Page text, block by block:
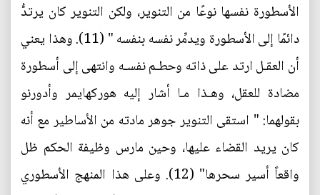
الأسطورة نفسها نوعًا من التنوير، ولكن التنوير كان يرتدُّ
دائمًا إلى الأسطورة ويدمِّر نفسه بنفسه " (11). وهذا يعني
أن العقـل ارتد على ذاته وحطـم نفسـه وانتهى إلى أسطورة
مضادة للعقل، وهـذا مـا أشار إليه هوركهايمر وأدورنو
بقولهما: " استقى التنوير جوهر مادته من الأساطير مع أنه
كان يريد القضاء عليها، وحين مارس وظيفة الحكم ظل
واقعاً أسير سحرها" (12). وعلى هذا المنهج الأسطوري